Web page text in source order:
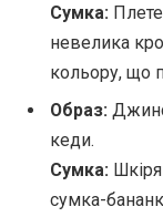
Сумка:
невелика
кольору, що
Образ:
кеди.
Сумка:
сумка-